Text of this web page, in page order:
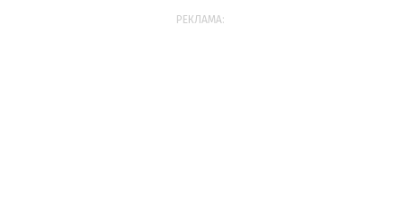
РЕКЛАМА: